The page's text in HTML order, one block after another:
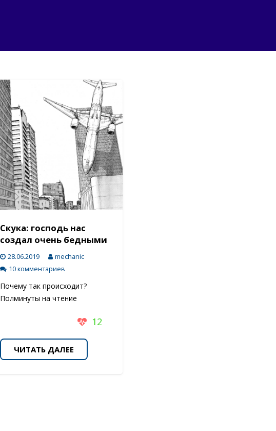
Скука: господь нас
создал очень бедными
28.06.2019
mechanic
10 комментариев
Почему так происходит?
Полминуты на чтение
12
ЧИТАТЬ ДАЛЕЕ